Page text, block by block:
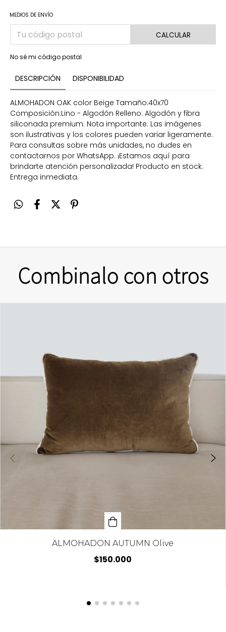
MEDIOS DE ENVÍO
CALCULAR
No sé mi código postal
DESCRIPCIÓN DISPONIBILIDAD
ALMOHADON OAK color Beige Tamaño:40x70
Composición:Lino - Algodón Relleno: Algodón y fibra
siliconada premium. Nota importante: Las imágenes
son ilustrativas y los colores pueden variar ligeramente.
Para consultas sobre más unidades, no dudes en
contactarnos por WhatsApp. ¡Estamos aquí para
brindarte atención personalizada! Producto en stock.
Entrega inmediata.
Combinalo con otros
ALMOHADON AUTUMN Olive
$150.000